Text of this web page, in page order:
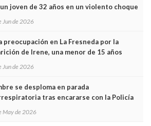
joven de 32 años en un violento choque
Jun de 2026
preocupación en La Fresneda por la
de Irene, una menor de 15 años
Jun de 2026
se desploma en parada
tras encararse con la Policía
Luanco
May de 2026